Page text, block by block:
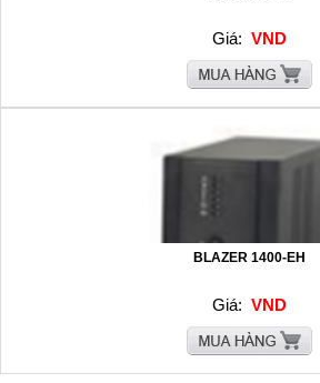
Giá: VND
BLAZER 1400-EH
Giá: VND